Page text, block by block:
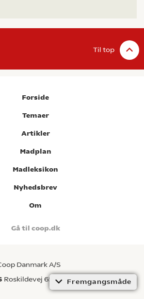
Fremgangsmåde
Til top
Forside
Temaer
Artikler
Madplan
Madleksikon
Nyhedsbrev
Om
Gå til coop.dk
Danmark A/S
Roskildevej 65, 2620 Albertslund CVR-